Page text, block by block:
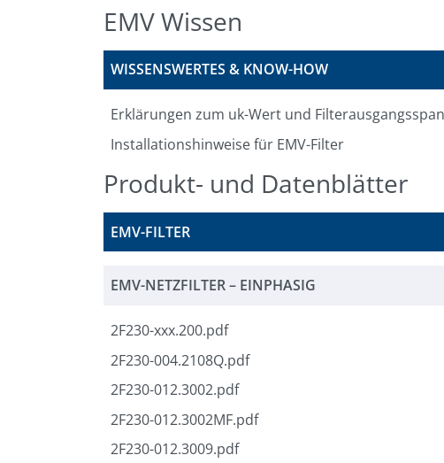
EMV Wissen
WISSENSWERTES & KNOW-HOW
Erklärungen zum uk-Wert und
Installationshinweise für EMV-Filter
Produkt- und Datenblätter
EMV-FILTER
EMV-NETZFILTER – EINPHASIG
2F230-xxx.200.pdf
2F230-004.2108Q.pdf
2F230-012.3002.pdf
2F230-012.3002MF.pdf
2F230-012.3009.pdf